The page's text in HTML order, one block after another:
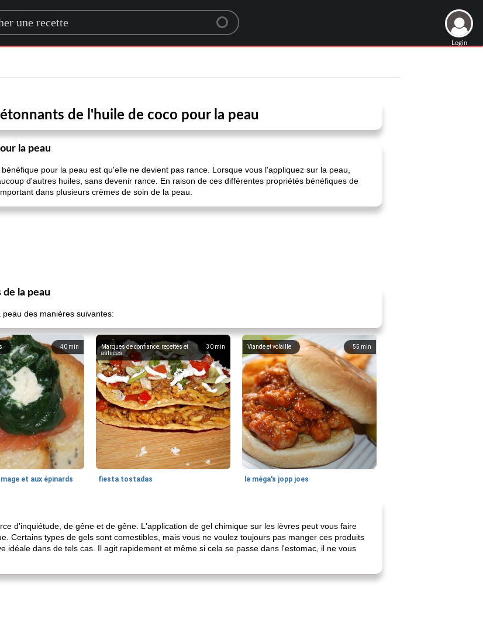
a recipe
Login
de l'huile de coco pour la peau
la peau
pour la peau est qu'elle ne devient pas rance. Lorsque vous l'appliquez sur la peau,
d'autres huiles, sans devenir rance. En raison de ces différentes propriétés bénéfiques de
dans plusieurs crèmes de soin de la peau.
la peau
des manières suivantes:
40 min
et aux épinards
30 min
Marques de confiance: recettes et
astuces
fiesta tostadas
55 min
Viande et volaille
le méga's jopp joes
d'inquiétude, de gêne et de gêne. L'application de gel chimique sur les lèvres peut vous faire
Certains types de gels sont comestibles, mais vous ne voulez toujours pas manger ces produits
idéale dans de tels cas. Il agit rapidement et même si cela se passe dans l'estomac, il ne vous